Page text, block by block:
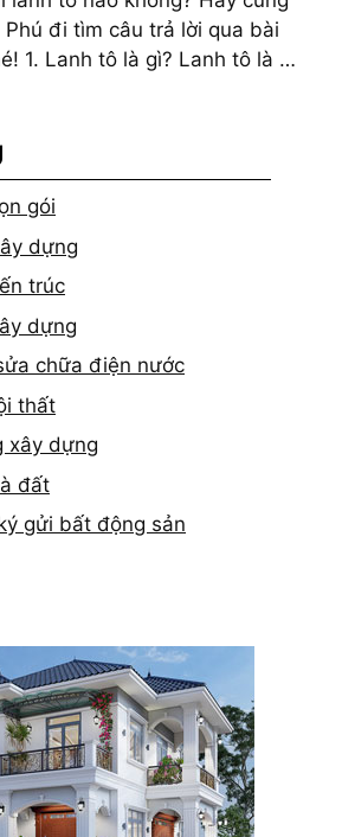
Phú đi tìm câu trả lời qua bài
1. Lanh tô là gì? Lanh tô là …
gói
dựng
trúc
dựng
chữa điện nước
thất
xây dựng
đất
gửi bất động sản